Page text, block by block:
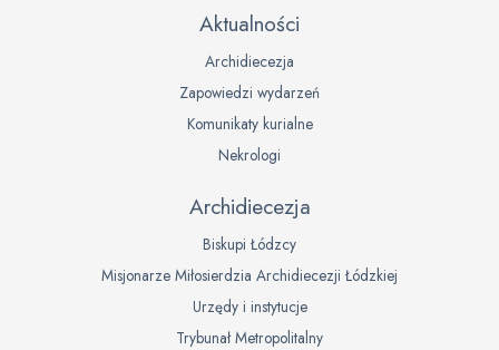
Aktualności
Archidiecezja
Zapowiedzi wydarzeń
Komunikaty kurialne
Nekrologi
Archidiecezja
Biskupi Łódzcy
Misjonarze Miłosierdzia Archidiecezji Łódzkiej
Urzędy i instytucje
Trybunał Metropolitalny